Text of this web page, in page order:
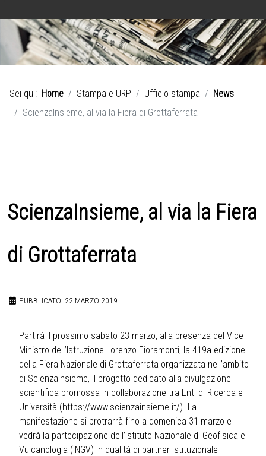
Sei qui: Home Stampa e URP Ufficio stampa
News
ScienzaInsieme, al via la Fiera di Grottaferrata
ScienzaInsieme, al via la Fiera
di Grottaferrata
PUBBLICATO: 22 MARZO 2019
Partirà il prossimo sabato 23 marzo, alla presenza del Vice
Ministro dell’Istruzione Lorenzo Fioramonti, la 419a edizione
della Fiera Nazionale di Grottaferrata organizzata nell’ambito
di ScienzaInsieme, il progetto dedicato alla divulgazione
scientifica promossa in collaborazione tra Enti di Ricerca e
Università (https://www.scienzainsieme.it/). La
manifestazione si protrarrà fino a domenica 31 marzo e
vedrà la partecipazione dell’Istituto Nazionale di Geofisica e
Vulcanologia (INGV) in qualità di partner istituzionale